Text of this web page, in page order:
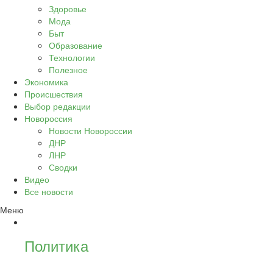
Здоровье
Мода
Быт
Образование
Технологии
Полезное
Экономика
Происшествия
Выбор редакции
Новороссия
Новости Новороссии
ДНР
ЛНР
Сводки
Видео
Все новости
Меню
Политика